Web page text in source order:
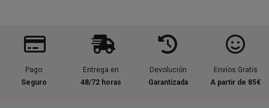
Pago
Seguro
Entrega en
48/72 horas
Devolución
Garantizada
Envíos Gratis
A partir de 85€